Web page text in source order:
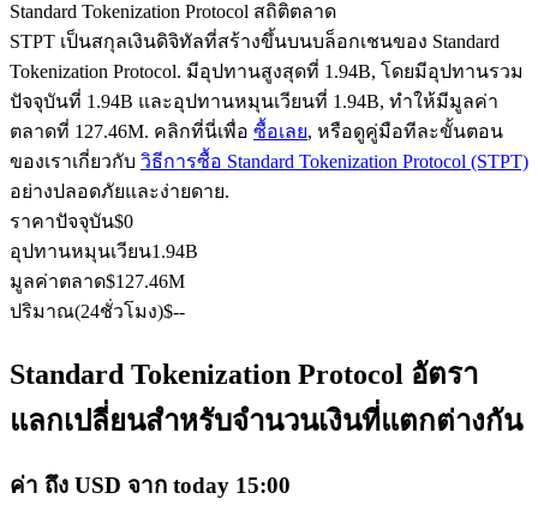
คัดลอกการซื้อขาย
เข้าร่วมกับเทรดเดอร์ชั้นนำ
เป็นเทรดเดอร์คัดลอก
ลอกการซื้อขาย
Standard Tokenization Protocol สถิติตลาด
STPT เป็นสกุลเงินดิจิทัลที่สร้างขึ้นบนบล็อกเชนของ Standard
Tokenization Protocol. มีอุปทานสูงสุดที่ 1.94B, โดยมีอุปทานรวม
ปัจจุบันที่ 1.94B และอุปทานหมุนเวียนที่ 1.94B, ทำให้มีมูลค่า
ตลาดที่ 127.46M. คลิกที่นี่เพื่อ ซื้อเลย, หรือดูคู่มือทีละขั้นตอน
ของเราเกี่ยวกับ วิธีการซื้อ Standard Tokenization Protocol (STPT)
อย่างปลอดภัยและง่ายดาย.
ราคาปัจจุบัน$0
อุปทานหมุนเวียน1.94B
มูลค่าตลาด$127.46M
ปริมาณ(24ชั่วโมง)$--
Standard Tokenization Protocol อัตรา
แลกเปลี่ยนสำหรับจำนวนเงินที่แตกต่างกัน
ค่า ถึง USD จาก today 15:00